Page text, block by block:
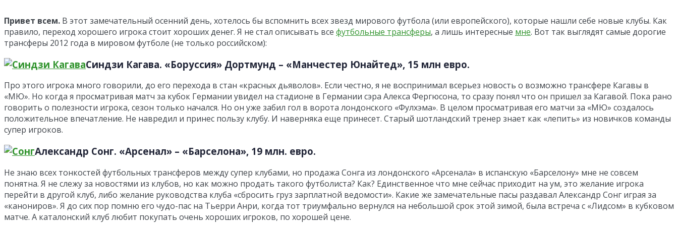
Привет всем. В этот замечательный осенний день, хотелось бы вспомнить всех звезд мирового футбола (или европейского), которые нашли себе новые клубы. Как
правило, переход хорошего игрока стоит хороших денег. Я не стал описывать все футбольные трансферы, а лишь интересные мне. Вот так выглядят самые дорогие
трансферы 2012 года в мировом футболе (не только российском):
Синдзи Кагава. «Боруссия» Дортмунд – «Манчестер Юнайтед», 15 млн евро.
Про этого игрока много говорили, до его перехода в стан «красных дьяволов». Если честно, я не воспринимал всерьез новость о возможно трансфере Кагавы в
«МЮ». Но когда я просматривая матч за кубок Германии увидел на стадионе в Германии сэра Алекса Фергюсона, то сразу понял что он пришел за Кагавой. Пока рано
говорить о полезности игрока, сезон только начался. Но он уже забил гол в ворота лондонского «Фулхэма». В целом просматривая его матчи за «МЮ» создалось
положительное впечатление. Не навредил и принес пользу клубу. И наверняка еще принесет. Старый шотландский тренер знает как «лепить» из новичков команды
супер игроков.
Александр Сонг. «Арсенал» – «Барселона», 19 млн. евро.
Не знаю всех тонкостей футбольных трансферов между супер клубами, но продажа Сонга из лондонского «Арсенала» в испанскую «Барселону» мне не совсем
понятна. Я не слежу за новостями из клубов, но как можно продать такого футболиста? Как? Единственное что мне сейчас приходит на ум, это желание игрока
перейти в другой клуб, либо желание руководства клуба «сбросить груз зарплатной ведомости». Какие же замечательные пасы раздавал Александр Сонг играя за
«канониров». Я до сих пор помню его чудо-пас на Тьерри Анри, когда тот триумфально вернулся на небольшой срок этой зимой, была встреча с «Лидсом» в кубковом
матче. А каталонский клуб любит покупать очень хороших игроков, по хорошей цене.